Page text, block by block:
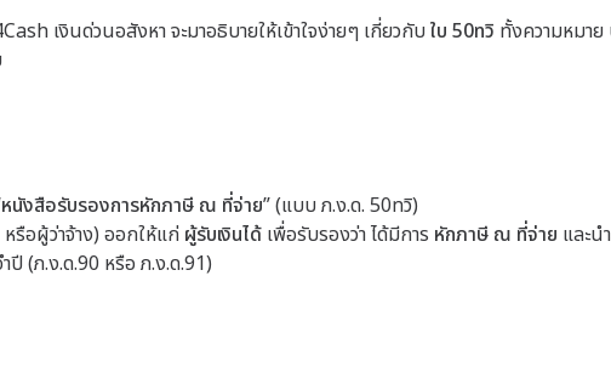
เงินด่วนอสังหา จะมาอธิบายให้เข้าใจง่ายๆ เกี่ยวกับ ใบ 50ทวิ ทั้งความหมาย
หนังสือรับรองการหักภาษี ณ ที่จ่าย” (แบบ ภ.ง.ด. 50ทวิ)
รือผู้ว่าจ้าง) ออกให้แก่ ผู้รับเงินได้ เพื่อรับรองว่า ได้มีการ หักภาษี ณ ที่จ่าย และน
ปี (ภ.ง.ด.90 หรือ ภ.ง.ด.91)